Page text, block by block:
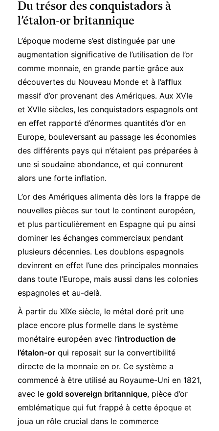
Du trésor des conquistadors à
l’étalon-or britannique
L’époque moderne s’est distinguée par une
augmentation significative de l’utilisation de l’or
comme monnaie, en grande partie grâce aux
découvertes du Nouveau Monde et à l’afflux
massif d’or provenant des Amériques. Aux XVIe
et XVIIe siècles, les conquistadors espagnols ont
en effet rapporté d’énormes quantités d’or en
Europe, bouleversant au passage les économies
des différents pays qui n’étaient pas préparées à
une si soudaine abondance, et qui connurent
alors une forte inflation.
L’or des Amériques alimenta dès lors la frappe de
nouvelles pièces sur tout le continent européen,
et plus particulièrement en Espagne qui pu ainsi
dominer les échanges commerciaux pendant
plusieurs décennies. Les doublons espagnols
devinrent en effet l’une des principales monnaies
dans toute l’Europe, mais aussi dans les colonies
espagnoles et au-delà.
À partir du XIXe siècle, le métal doré prit une
place encore plus formelle dans le système
monétaire européen avec l’introduction de
l’étalon-or qui reposait sur la convertibilité
directe de la monnaie en or. Ce système a
commencé à être utilisé au Royaume-Uni en 1821,
avec le gold sovereign britannique, pièce d’or
emblématique qui fut frappé à cette époque et
joua un rôle crucial dans le commerce